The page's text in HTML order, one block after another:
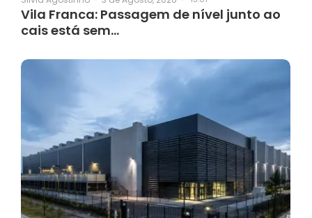
Vila Franca: Passagem de nível junto ao
cais está sem…